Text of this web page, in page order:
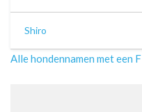
Shiro
Alle hondennamen met een F